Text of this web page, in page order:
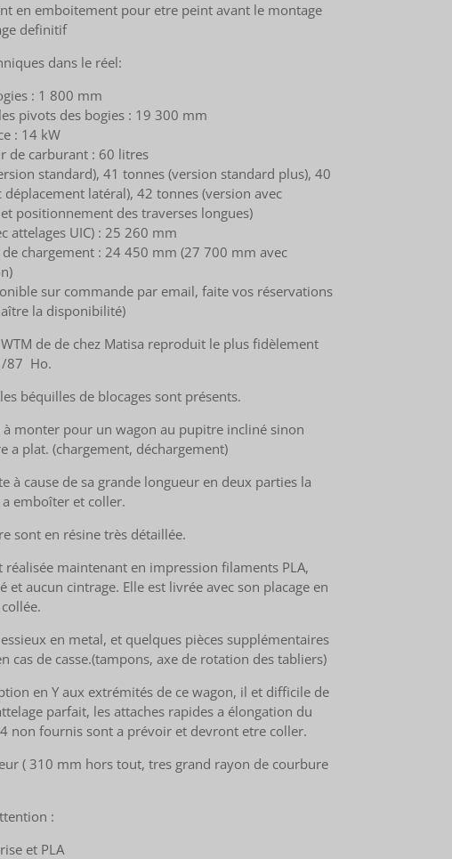
en emboitement pour etre peint avant le montage
definitif
dans le réel:
: 1 800 mm
pivots des bogies : 19 300 mm
: 14 kW
de carburant : 60 litres
standard), 41 tonnes (version standard plus), 40
déplacement latéral), 42 tonnes (version avec
positionnement des traverses longues)
attelages UIC) : 25 260 mm
chargement : 24 450 mm (27 700 mm avec
sur commande par email, faite vos réservations
la disponibilité)
de de chez Matisa reproduit le plus fidèlement
87 Ho.
béquilles de blocages sont présents.
à monter pour un wagon au pupitre incliné sinon
a plat. (chargement, déchargement)
à cause de sa grande longueur en deux parties la
emboîter et coller.
sont en résine très détaillée.
réalisée maintenant en impression filaments PLA,
et aucun cintrage. Elle est livrée avec son placage en
en metal, et quelques pièces supplémentaires
cas de casse.(tampons, axe de rotation des tabliers)
en Y aux extrémités de ce wagon, il et difficile de
parfait, les attaches rapides a élongation du
non fournis sont a prévoir et devront etre coller.
( 310 mm hors tout, tres grand rayon de courbure
:
et PLA